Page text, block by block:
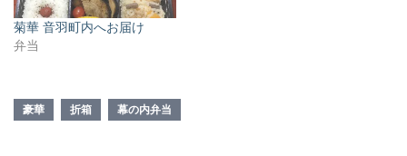
菊華 音羽町内へお届け
弁当
豪華 折箱 幕の内弁当